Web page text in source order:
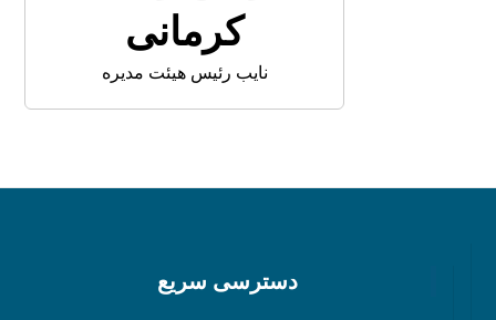
کرمانی
نایب رئیس هیئت مدیره
دسترسی سریع